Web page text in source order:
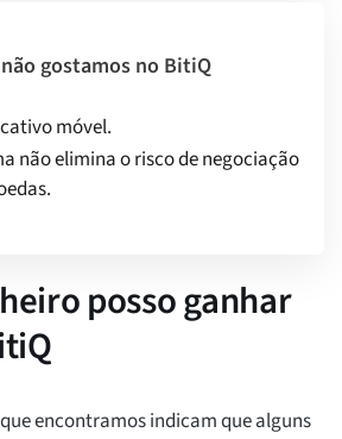
gostamos no BitiQ
móvel.
não elimina o risco de negociação
posso ganhar
encontramos indicam que alguns